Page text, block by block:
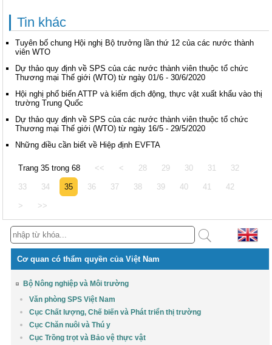
Tin khác
Tuyên bố chung Hội nghị Bộ trưởng lần thứ 12 của các nước thành
viên WTO
Dự thảo quy định về SPS của các nước thành viên thuộc tổ chức
Thương mại Thế giới (WTO) từ ngày 01/6 - 30/6/2020
Hội nghị phổ biến ATTP và kiểm dịch động, thực vật xuất khẩu vào thị
trường Trung Quốc
Dự thảo quy định về SPS của các nước thành viên thuộc tổ chức
Thương mại Thế giới (WTO) từ ngày 16/5 - 29/5/2020
Những điều cần biết về Hiệp định EVFTA
Trang 35 trong 68 << < 28 29 30 31 32
33 34 35 36 37 38 39 40 41 42
> >>
Cơ quan có thẩm quyền của Việt Nam
Bộ Nông nghiệp và Môi trường
Văn phòng SPS Việt Nam
Cục Chất lượng, Chế biến và Phát triển thị trường
Cục Chăn nuôi và Thú y
Cục Trồng trọt và Bảo vệ thực vật